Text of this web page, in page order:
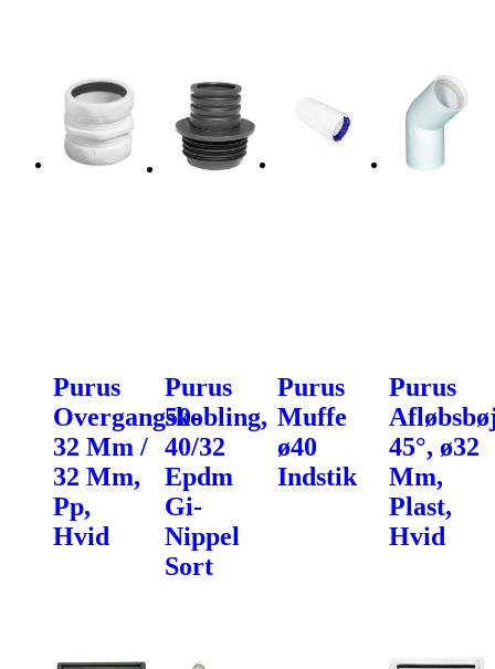
Purus
Overgangskobling,
32 Mm /
32 Mm,
Pp,
Hvid
Purus
50-
40/32
Epdm
Gi-
Nippel
Sort
Purus
Muffe
ø40
Indstik
Purus
45°, ø32
Mm,
Plast,
Hvid